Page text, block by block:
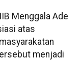
Menggala Ade
atas
menjadi